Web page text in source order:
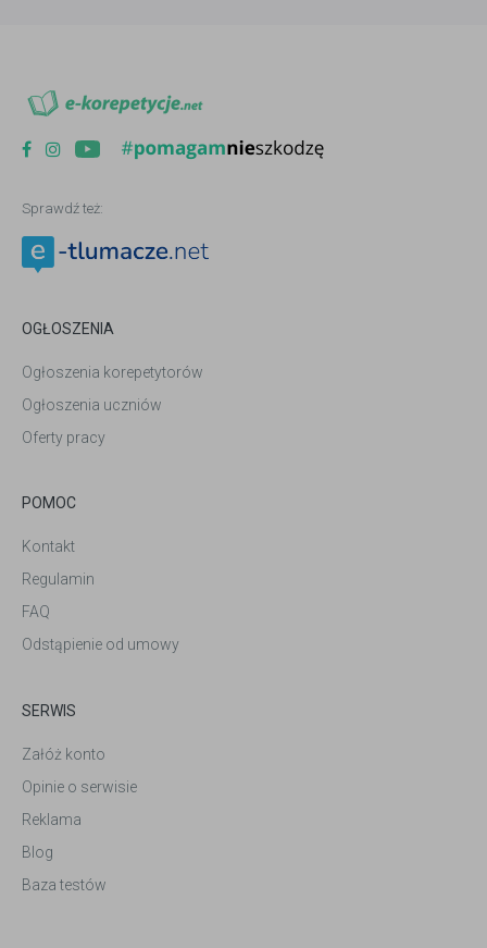
Sprawdź też:
OGŁOSZENIA
Ogłoszenia korepetytorów
Ogłoszenia uczniów
Oferty pracy
POMOC
Kontakt
Regulamin
FAQ
Odstąpienie od umowy
SERWIS
Załóż konto
Opinie o serwisie
Reklama
Blog
Baza testów